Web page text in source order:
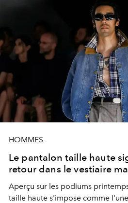
HOMMES
Le pantalon taille haute
retour dans le vestiaire
Aperçu sur les podiums
taille haute s'impose comme